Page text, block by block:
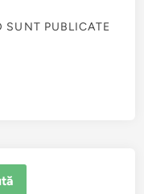
PUBLICATE